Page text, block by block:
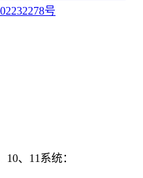
号
、11系统：